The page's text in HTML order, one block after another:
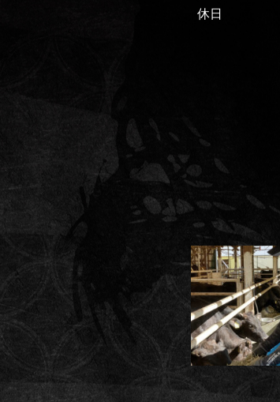
休日